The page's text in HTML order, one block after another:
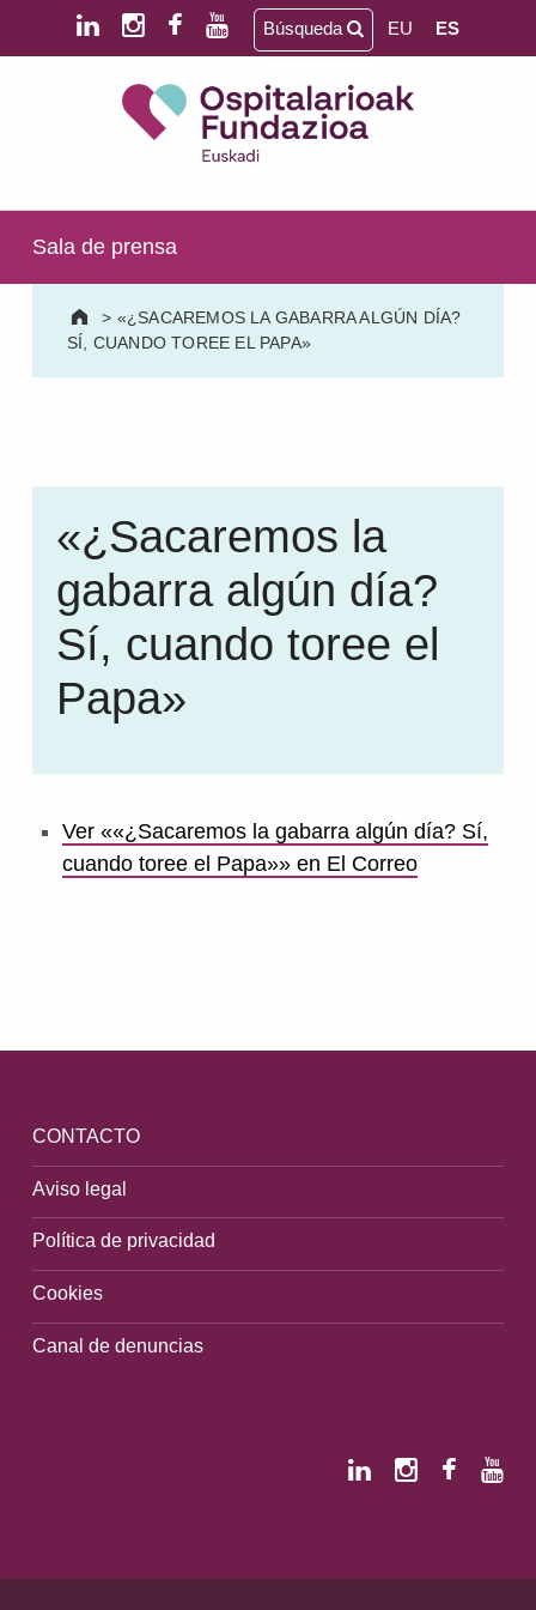
Saltar al contenido principal
Saltar al pie de página
SALUD MENTAL | DISCAPACIDAD INTELECTUAL | NEURORREHABILITACIÓN Y DAÑO CEREBRAL | PERSONA MAYOR
Búsqueda EU ES
Sala de prensa
> «¿SACAREMOS LA GABARRA ALGÚN DÍA?
SÍ, CUANDO TOREE EL PAPA»
«¿Sacaremos la
gabarra algún día?
Sí, cuando toree el
Papa»
Ver ««¿Sacaremos la gabarra algún día? Sí,
cuando toree el Papa»» en El Correo
CONTACTO
Aviso legal
Política de privacidad
Cookies
Canal de denuncias